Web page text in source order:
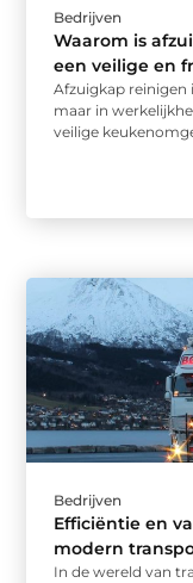
Bedrijven
Waarom is
een veilige en
Afzuigkap reinigen
maar in
veilige
Bedrijven
Efficiëntie en
modern
In de wereld van